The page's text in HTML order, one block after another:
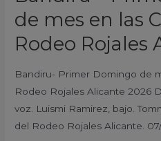
de mes en las
Rodeo Rojales
Bandiru- Primer Domingo de
Rodeo Rojales Alicante 2026
voz. Luismi Ramirez, bajo.
del Rodeo Rojales Alicante.